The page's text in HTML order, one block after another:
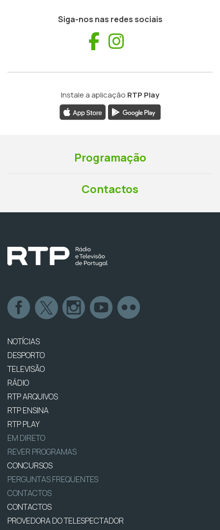
Siga-nos nas redes sociais
Facebook
Instale a aplicação RTP Play
Programação
Contactos
NOTÍCIAS
DESPORTO
TELEVISÃO
RÁDIO
RTP ARQUIVOS
RTP ENSINA
RTP PLAY
EM DIRETO
REVER PROGRAMAS
CONCURSOS
PERGUNTAS FREQUENTES
CONTACTOS
CONTACTOS
PROVEDORA DO TELESPECTADOR